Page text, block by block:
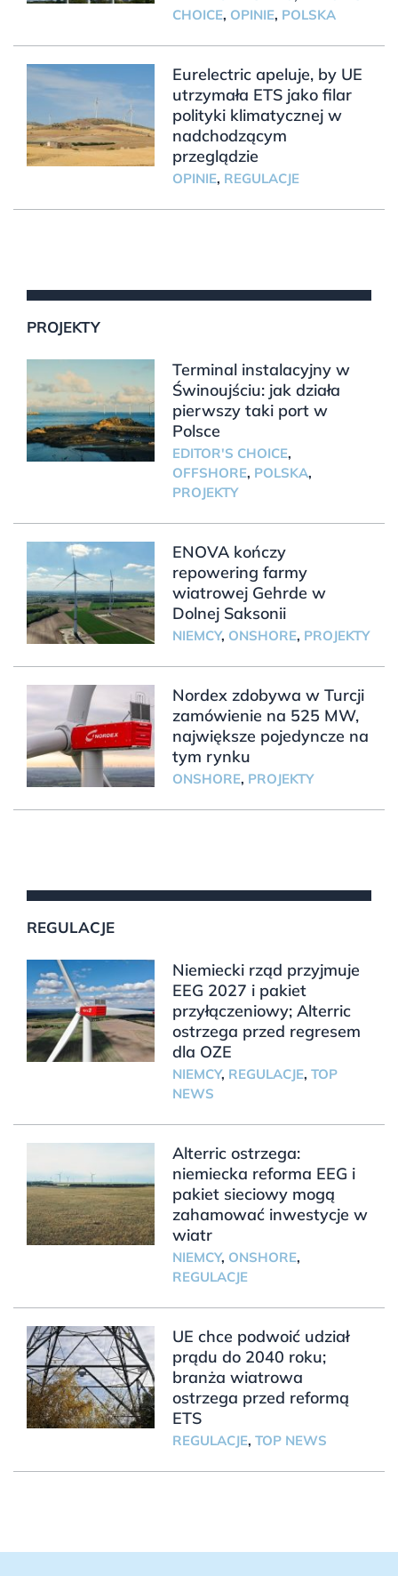
CHOICE, OPINIE, POLSKA
Eurelectric apeluje, by UE
utrzymała ETS jako filar
polityki klimatycznej w
nadchodzącym
przeglądzie
OPINIE, REGULACJE
PROJEKTY
Terminal instalacyjny w
Świnoujściu: jak działa
pierwszy taki port w
Polsce
EDITOR'S CHOICE,
OFFSHORE, POLSKA,
PROJEKTY
ENOVA kończy
repowering farmy
wiatrowej Gehrde w
Dolnej Saksonii
NIEMCY, ONSHORE, PROJEKTY
Nordex zdobywa w Turcji
zamówienie na 525 MW,
największe pojedyncze na
tym rynku
ONSHORE, PROJEKTY
REGULACJE
Niemiecki rząd przyjmuje
EEG 2027 i pakiet
przyłączeniowy; Alterric
ostrzega przed regresem
dla OZE
NIEMCY, REGULACJE, TOP
NEWS
Alterric ostrzega:
niemiecka reforma EEG i
pakiet sieciowy mogą
zahamować inwestycje w
wiatr
NIEMCY, ONSHORE,
REGULACJE
UE chce podwoić udział
prądu do 2040 roku;
branża wiatrowa
ostrzega przed reformą
ETS
REGULACJE, TOP NEWS